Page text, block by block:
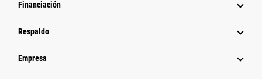
Financiación
Respaldo
Empresa